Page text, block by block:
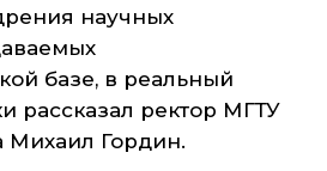
научных
базе, в реальный
рассказал ректор МГТУ
Михаил Гордин.